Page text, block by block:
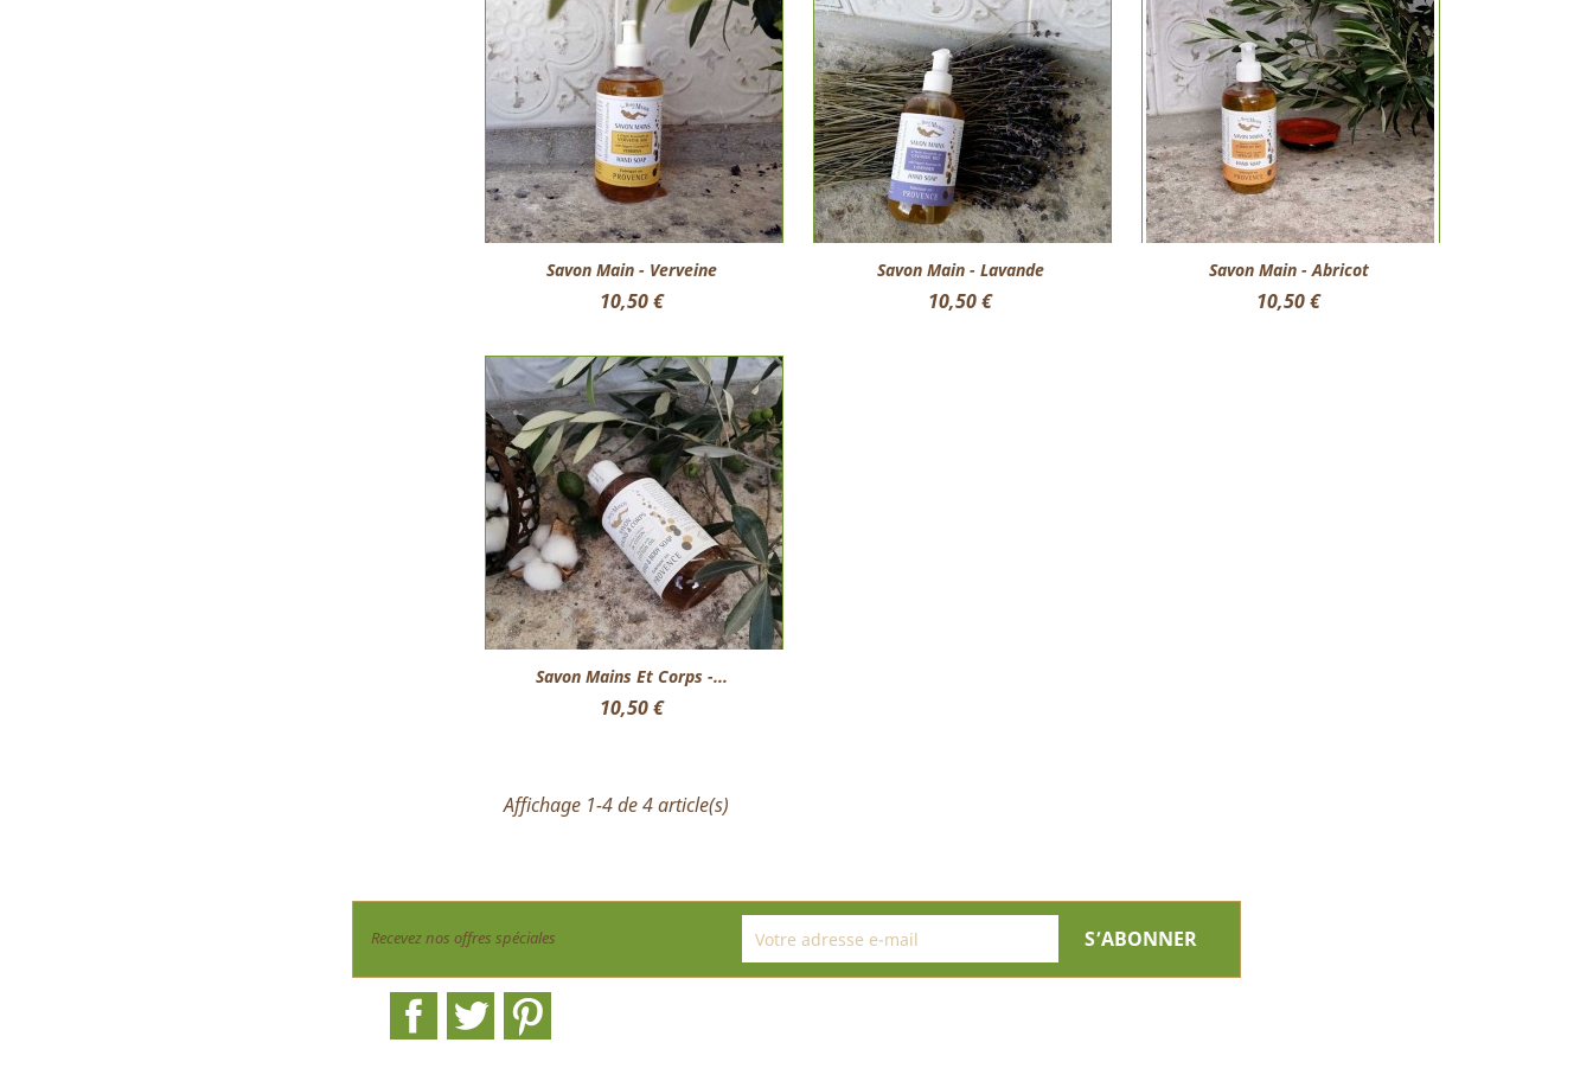
Savon Main - Verveine
Prix
10,50 €
Aperçu rapide Savon Main - Lavande
Prix
10,50 €
Aperçu rapide Savon Main - Abricot
Prix
10,50 €
Aperçu rapide
Savon Mains Et Corps -...
Prix
10,50 €
 Aperçu rapide
Affichage 1-4 de 4 article(s)
Recevez nos offres spéciales
FacebookTwitter